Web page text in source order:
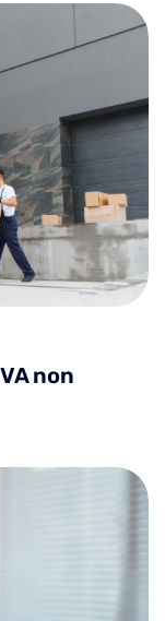
non